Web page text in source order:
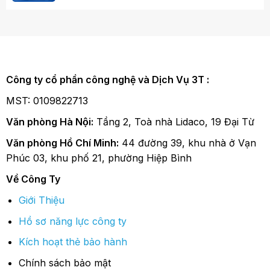
Công ty cổ phần công nghệ và Dịch Vụ 3T :
MST: 0109822713
Văn phòng Hà Nội: Tầng 2, Toà nhà Lidaco, 19 Đại Từ
Văn phòng Hồ Chí Minh: 44 đường 39, khu nhà ở Vạn
Phúc 03, khu phố 21, phường Hiệp Bình
Về Công Ty
Giới Thiệu
Hồ sơ năng lực công ty
Kích hoạt thẻ bảo hành
Chính sách bảo mật